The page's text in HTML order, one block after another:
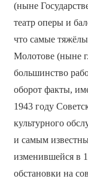
(ныне
театр оперы и
что самые
Молотове (ныне
большинство
оборот факты,
1943 году
культурного
и самым
изменившейся в
обстановки на